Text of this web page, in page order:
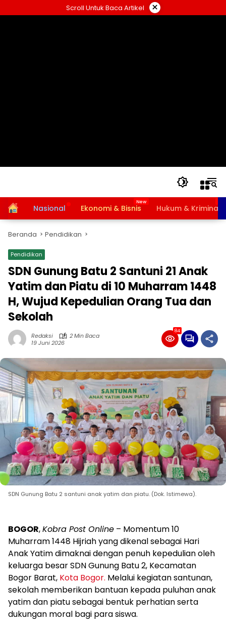
ke
Scroll Untuk Baca Artikel ×
HomeNasional Ekonomi & Bisnis Hukum & Kriminal
Beranda Pendidikan
Pendidikan
SDN Gunung Batu 2 Santuni 21 Anak
Yatim dan Piatu di 10 Muharram 1448
H, Wujud Kepedulian Orang Tua dan
Sekolah
Redaksi
2 Min Baca
19 Juni 2026
84
SDN Gunung Batu 2 santuni anak yatim dan piatu. (Dok. Istimewa).
BOGOR,Kobra Post Online – Momentum 10
Muharram 1448 Hijriah yang dikenal sebagai Hari
Anak Yatim dimaknai dengan penuh kepedulian oleh
keluarga besar SDN Gunung Batu 2, Kecamatan
Bogor Barat, Kota Bogor. Melalui kegiatan santunan,
sekolah memberikan bantuan kepada puluhan anak
yatim dan piatu sebagai bentuk perhatian serta
dukungan moral bagi para siswa.